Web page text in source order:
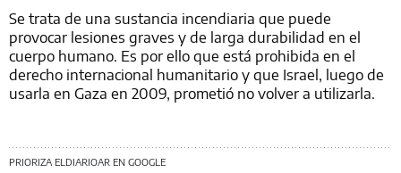
Se trata de una sustancia incendiaria que puede
provocar lesiones graves y de larga durabilidad en el
cuerpo humano. Es por ello que está prohibida en el
derecho internacional humanitario y que Israel, luego de
usarla en Gaza en 2009, prometió no volver a utilizarla.
PRIORIZA ELDIARIOAR EN GOOGLE